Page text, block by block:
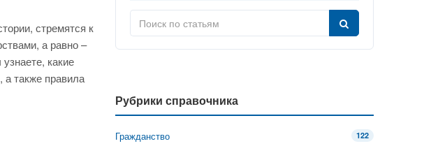
стремятся к
а равно –
какие
а также правила
Рубрики справочника
Гражданство 122